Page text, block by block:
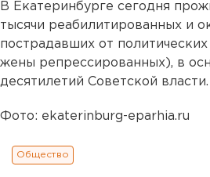
В Екатеринбурге сегодня
тысячи реабилитированных и
пострадавших от
жены репрессированных), в
десятилетий Советской власти.
Фото: ekaterinburg-eparhia.ru
Общество